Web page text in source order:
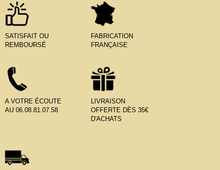
SATISFAIT OU
REMBOURSÉ
FABRICATION
FRANÇAISE
A VOTRE ÉCOUTE
AU 06.08.81.07.58
LIVRAISON
OFFERTE DÈS 35€
D'ACHATS